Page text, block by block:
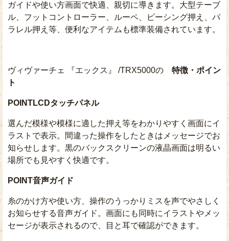
ガイドや使い方画面で快適、親切に導きます。大型テーブ
ル、フットコントローラー、ルーペ、ピーシング押え、パ
ラレル押え等、便利なアイテムも標準装備されています。
ヴィヴァーチェ 『エックス』 /TRX5000の 特徴・ポイン
ト
POINTLCDタッチパネル
選んだ模様や模様に適した押え等をわかりやすく画面にイ
ラストで表示。間違った操作をしたときはメッセージでお
知らせします。黒のバックスクリーンの液晶画面は明るい
場所でも見やすく快適です。
POINT音声ガイド
糸のかけ方や使い方、操作のうっかりミスを声でやさしく
お知らせする音声ガイド。画面にも同時にイラストやメッ
セージが表示されるので、目と耳で確認ができます。